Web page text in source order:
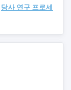
당사 연구 프로세